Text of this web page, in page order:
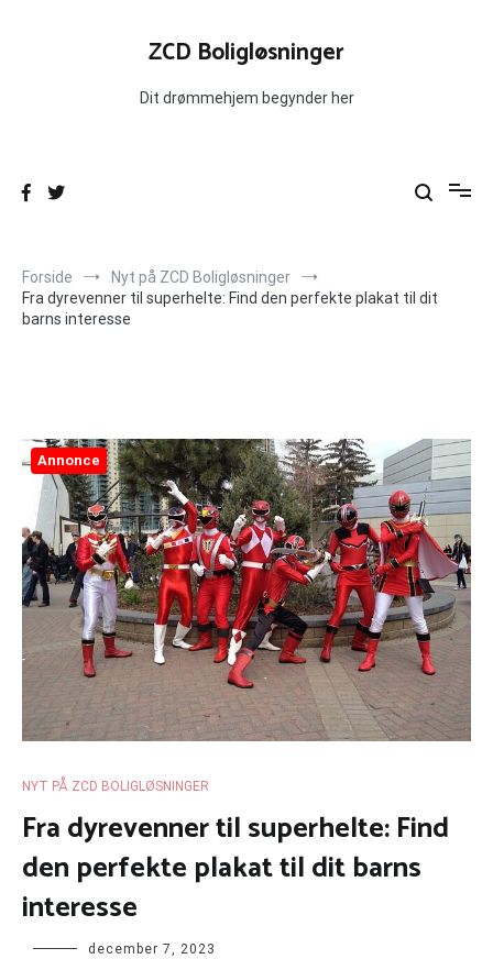
ZCD Boligløsninger
Dit drømmehjem begynder her
Forside
Nyt på ZCD Boligløsninger
Fra dyrevenner til superhelte: Find den perfekte plakat til dit
barns interesse
Annonce
NYT PÅ ZCD BOLIGLØSNINGER
Fra dyrevenner til superhelte: Find
den perfekte plakat til dit barns
interesse
december 7, 2023